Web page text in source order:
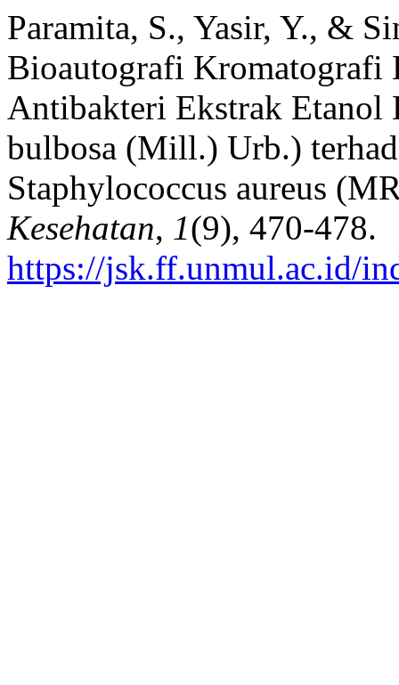
Paramita, S., Yasir, Y., &
Bioautografi Kromatografi
Antibakteri Ekstrak Etanol
bulbosa (Mill.) Urb.)
Staphylococcus aureus
Kesehatan, 1(9), 470-478.
https://jsk.ff.unmul.ac.id/